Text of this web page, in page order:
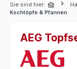
Sie sind hier:
Kochtöpfe & Pfannen
AEG